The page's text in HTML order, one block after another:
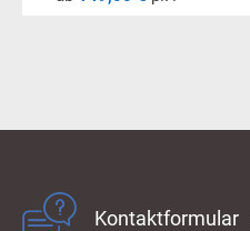
Kontaktformular